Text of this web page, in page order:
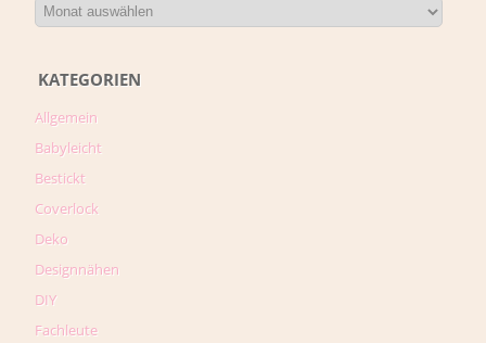
KATEGORIEN
Allgemein
Babyleicht
Bestickt
Coverlock
Deko
Designnähen
DIY
Fachleute